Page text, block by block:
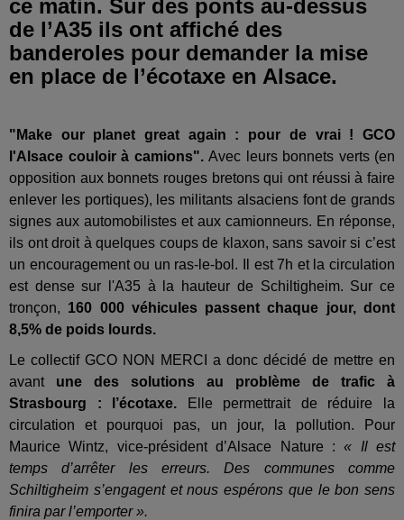
ce matin. Sur des ponts au-dessus
de l’A35 ils ont affiché des
banderoles pour demander la mise
en place de l’écotaxe en Alsace.
"Make our planet great again : pour de vrai ! GCO
l'Alsace couloir à camions". Avec leurs bonnets verts (en
opposition aux bonnets rouges bretons qui ont réussi à faire
enlever les portiques), les militants alsaciens font de grands
signes aux automobilistes et aux camionneurs. En réponse,
ils ont droit à quelques coups de klaxon, sans savoir si c’est
un encouragement ou un ras-le-bol. Il est 7h et la circulation
est dense sur l'A35 à la hauteur de Schiltigheim. Sur ce
tronçon, 160 000 véhicules passent chaque jour, dont
8,5% de poids lourds.
Le collectif GCO NON MERCI a donc décidé de mettre en
avant une des solutions au problème de trafic à
Strasbourg : l’écotaxe. Elle permettrait de réduire la
circulation et pourquoi pas, un jour, la pollution. Pour
Maurice Wintz, vice-président d’Alsace Nature :« Il est
temps d’arrêter les erreurs. Des communes comme
Schiltigheim s’engagent et nous espérons que le bon sens
finira par l’emporter ».